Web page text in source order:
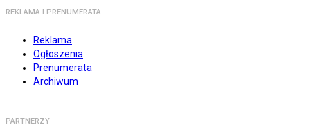
REKLAMA I PRENUMERATA
Reklama
Ogłoszenia
Prenumerata
Archiwum
PARTNERZY